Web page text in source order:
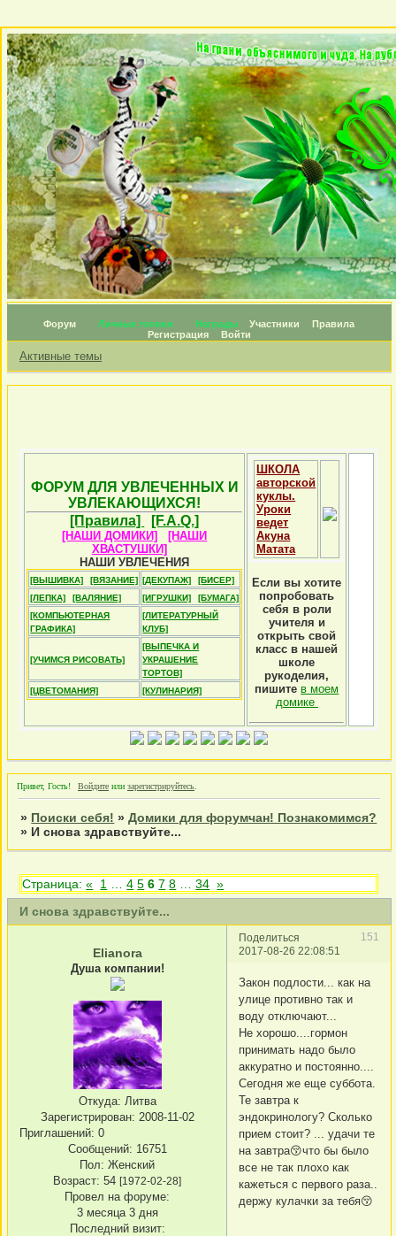
Форум Личные топики Награды Участники
Правила
Регистрация
Войти
Активные темы
ФОРУМ ДЛЯ УВЛЕЧЕННЫХ И
УВЛЕКАЮЩИХСЯ!
[Правила]
[F.A.Q.]
[НАШИ ДОМИКИ]
[НАШИ
ХВАСТУШКИ]
НАШИ УВЛЕЧЕНИЯ
[ВЫШИВКА] [ВЯЗАНИЕ] [ДЕКУПАЖ]
[БИСЕР]
[ЛЕПКА]
[ВАЛЯНИЕ] [ИГРУШКИ]
[БУМАГА]
[КОМПЬЮТЕРНАЯ
ГРАФИКА]
[ЛИТЕРАТУРНЫЙ
КЛУБ]
[УЧИМСЯ РИСОВАТЬ]
[ВЫПЕЧКА И
УКРАШЕНИЕ
ТОРТОВ]
[ЦВЕТОМАНИЯ]
[КУЛИНАРИЯ]
ШКОЛА
авторской
куклы.
Уроки
ведет
Акуна
Матата
Если вы хотите
попробовать
себя в роли
учителя и
открыть свой
класс в нашей
школе
рукоделия,
пишите в моем
домике
Привет, Гость! Войдите или зарегистрируйтесь
» Поиски себя! »Домики для форумчан! Познакомимся?
» И снова здравствуйте...
И снова здравствуйте...
Страница:« 1 4 5 6 7 8 34 »
Поделиться
151
2017-08-26 22:08:51
Elianora
Душа компании!
Откуда: Литва
Зарегистрирован: 2008-11-02
Приглашений: 0
Сообщений: 16751
Пол: Женский
Возраст: 54 [1972-02-28]
Провел на форуме:
3 месяца 3 дня
Последний визит:
Закон подлости... как на
улице противно так и
воду отключают...
Не хорошо....гормон
принимать надо было
аккуратно и постоянно....
Сегодня же еще суббота.
Те завтра к
эндокринологу? Сколько
прием стоит? ... удачи те
на завтра😚что бы было
все не так плохо как
кажеться с первого раза..
держу кулачки за тебя😚